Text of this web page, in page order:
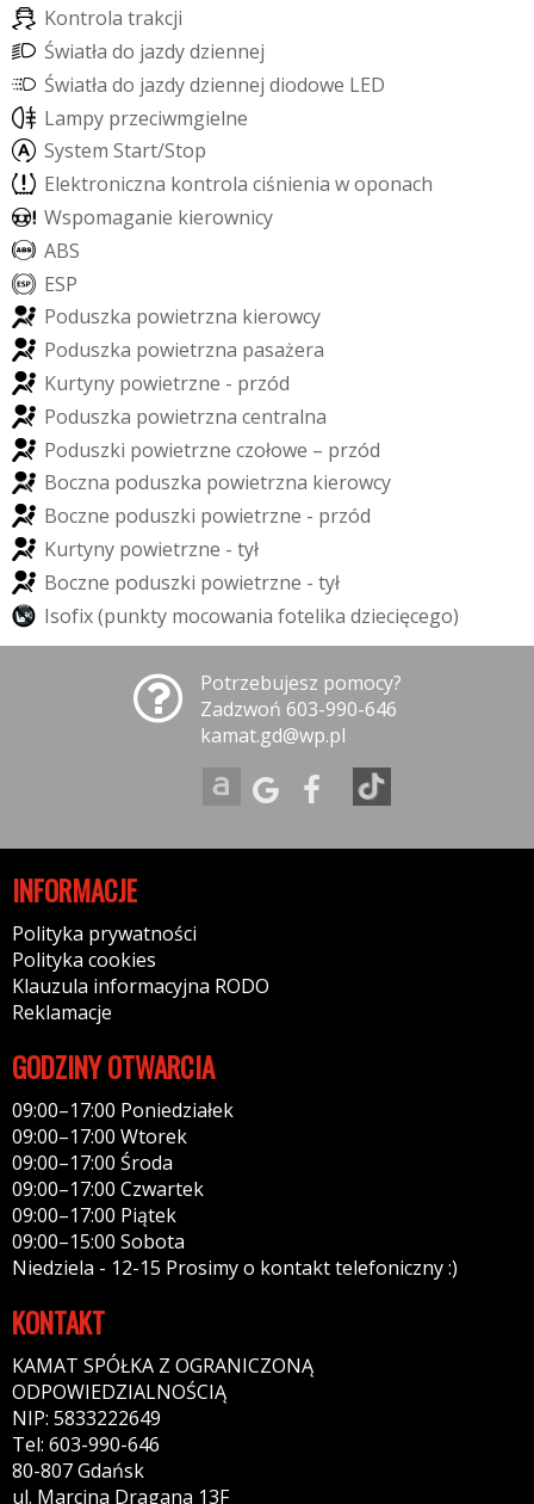
Kontrola trakcji
Światła do jazdydziennej
Światła do jazdydziennej diodowe LED
Lampy przeciwmgielne
System Start/Stop
Elektroniczna kontrola ciśnienia woponach
Wspomaganie kierownicy
ABS
ESP
Poduszka powietrzna kierowcy
Poduszka powietrzna pasażera
Kurtyny powietrzne - przód
Poduszka powietrzna centralna
Poduszki powietrzne czołowe – przód
Boczna poduszka powietrzna kierowcy
Boczne poduszki powietrzne - przód
Kurtyny powietrzne - tył
Boczne poduszki powietrzne - tył
Isofix(punkty mocowania fotelika dziecięcego)
Potrzebujesz pomocy?
Zadzwoń 603-990-646
kamat.gd@wp.pl
INFORMACJE
Polityka prywatności
Polityka cookies
Klauzula informacyjna RODO
Reklamacje
GODZINY OTWARCIA
09:00–17:00 Poniedziałek
09:00–17:00 Wtorek
09:00–17:00 Środa
09:00–17:00 Czwartek
09:00–17:00 Piątek
09:00–15:00 Sobota
Niedziela - 12-15 Prosimy o kontakt telefoniczny :)
KONTAKT
KAMAT SPÓŁKA Z OGRANICZONĄ
ODPOWIEDZIALNOŚCIĄ
NIP: 5833222649
Tel: 603-990-646
80-807 Gdańsk
ul. Marcina Dragana 13F